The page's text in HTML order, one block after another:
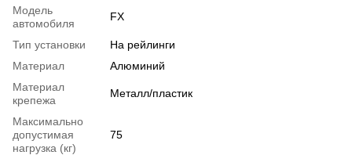
Модель
автомобиля
FX
Тип установки
На рейлинги
Материал
Алюминий
Материал
крепежа
Металл/пластик
Максимально
допустимая
нагрузка (кг)
75